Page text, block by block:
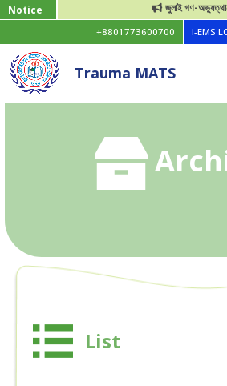
Notice জুলাই গণ-অভ্যুত্থান
+8801773600700 I-EMS
Trauma MATS
List